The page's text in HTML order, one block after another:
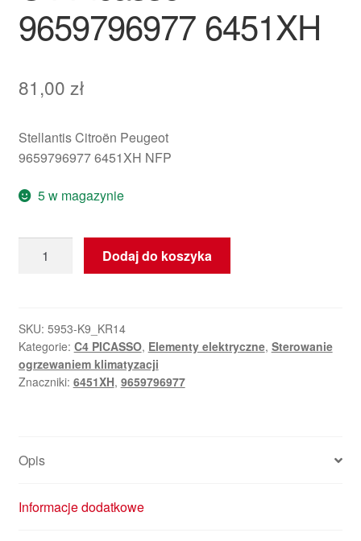
9659796977 6451XH
81,00 zł
Stellantis Citroën Peugeot
9659796977 6451XH NFP
5 w magazynie
Panel
Citroën
C4
Picasso
9659796977
Dodaj do koszyka
SKU: 5953-K9_KR14
Kategorie: C4 PICASSO, Elementy elektryczne, Sterowanie
ogrzewaniem klimatyzacji
Znaczniki: 6451XH, 9659796977
Opis
Informacje dodatkowe